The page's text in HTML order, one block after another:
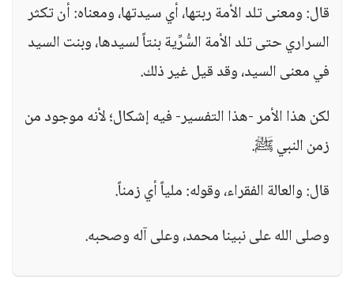
قال: ومعنى تلد الأمة ربتها، أي سيدتها، ومعناه: أن تكثر
السراري حتى تلد الأمة السُّرِّية بنتاً لسيدها، وبنت السيد
في معنى السيد، وقد قيل غير ذلك.
لكن هذا الأمر -هذا التفسير- فيه إشكال؛ لأنه موجود من
زمن النبي ﷺ.
قال: والعالة الفقراء، وقوله: ملياً أي زمناً.
وصلى الله على نبينا محمد، وعلى آله وصحبه.